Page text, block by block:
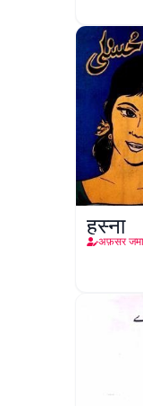
हुस्ना
अफ़सर